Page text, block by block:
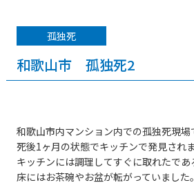
孤独死
和歌山市 孤独死2
和歌山市内マンション内での孤独死現場
死後1ヶ月の状態でキッチンで発見されま
キッチンには調理してすぐに取れたであ
床にはお茶碗やお盆が転がっていました。